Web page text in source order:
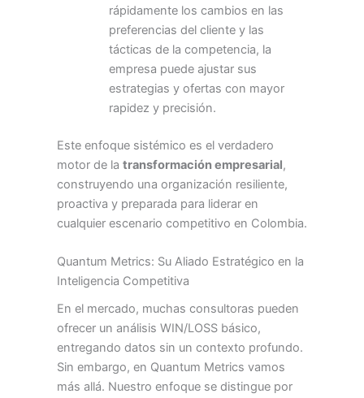
rápidamente los cambios en las
preferencias del cliente y las
tácticas de la competencia, la
empresa puede ajustar sus
estrategias y ofertas con mayor
rapidez y precisión.
Este enfoque sistémico es el verdadero
motor de la transformación empresarial,
construyendo una organización resiliente,
proactiva y preparada para liderar en
cualquier escenario competitivo en Colombia.
Quantum Metrics: Su Aliado Estratégico en la
Inteligencia Competitiva
En el mercado, muchas consultoras pueden
ofrecer un análisis WIN/LOSS básico,
entregando datos sin un contexto profundo.
Sin embargo, en Quantum Metrics vamos
más allá. Nuestro enfoque se distingue por